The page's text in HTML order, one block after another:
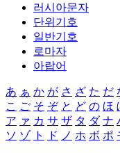
러시아문자
단위기호
일반기호
로마자
아랍어
あ ぁ か が さ ざ た だ
こ ご そ ぞ と ど の ほ
ア ァ カ サ ザ タ ダ ナ
ソ ゾ ト ド ノ ホ ボ ポ